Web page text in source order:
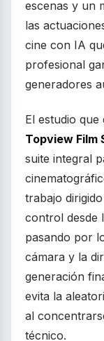
escenas y un
las
cine con IA
profesional
generadores
El estudio que
Topview Film
suite integral
trabajo
control desde
pasando por
cámara y la
generación
evita la
al
técnico.